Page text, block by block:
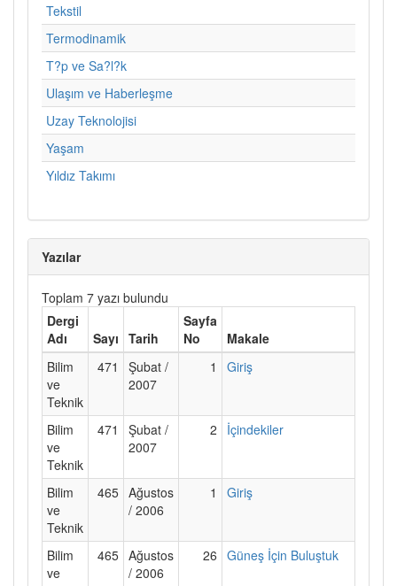
Tekstil
Termodinamik
T?p ve Sa?l?k
Ulaşım ve Haberleşme
Uzay Teknolojisi
Yaşam
Yıldız Takımı
Yazılar
Toplam 7 yazı bulundu
Dergi
Adı
Sayı Tarih
Sayfa
No
Makale
Bilim
ve
Teknik
471
Şubat /
2007
1 Giriş
Bilim
ve
Teknik
471
Şubat /
2007
2 İçindekiler
Bilim
ve
Teknik
465 Ağustos
/ 2006
1 Giriş
Bilim
ve
465 Ağustos
/ 2006
26 Güneş İçin Buluştuk